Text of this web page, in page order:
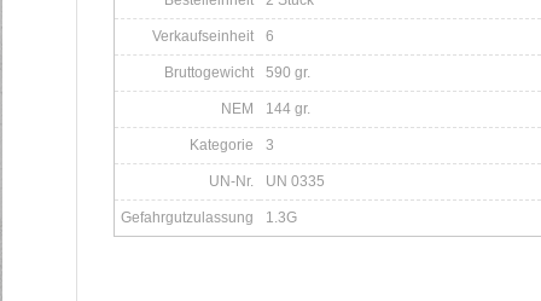
Verkaufseinheit 6
Bruttogewicht 590 gr.
NEM 144 gr.
Kategorie 3
UN-Nr. UN 0335
Gefahrgutzulassung 1.3G